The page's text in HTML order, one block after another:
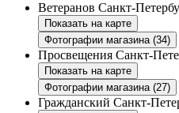
Ветеранов Санкт-
Показать на карте
Фотографии магазина (34)
Просвещения Санкт-
Показать на карте
Фотографии магазина (27)
Гражданский Санкт-